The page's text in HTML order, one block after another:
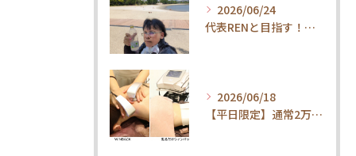
2026/06/24
代表RENと目指す！内臓ケア×ウォーキングで叶える「疲れ知らずの健康体」
2026/06/18
【平日限定】通常2万円→1.5万円！整体×内臓ケアで代謝UP・体質改善コース